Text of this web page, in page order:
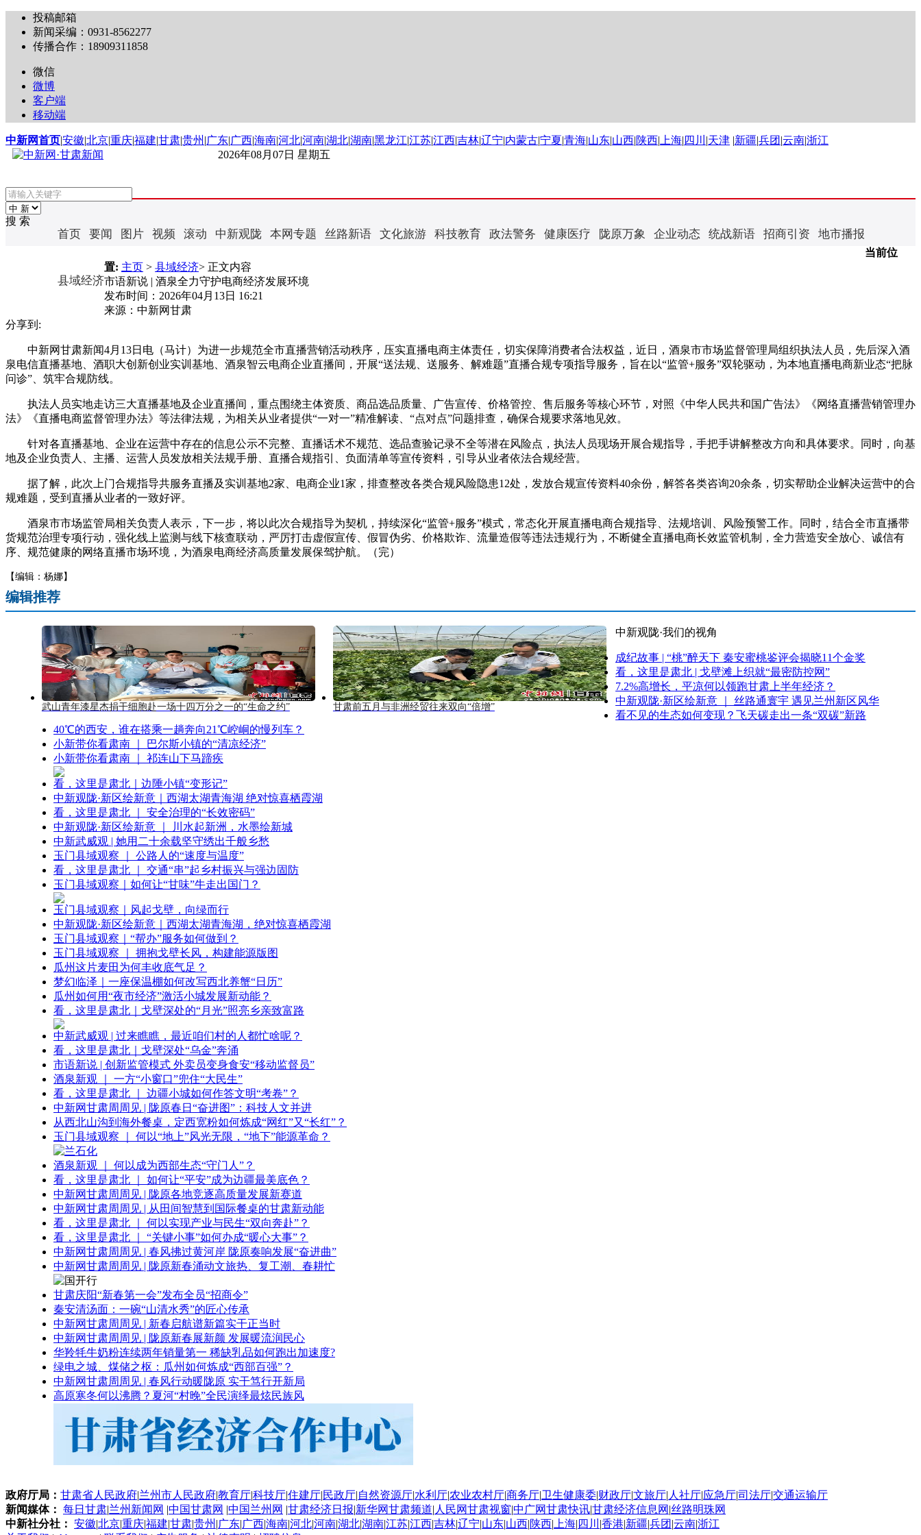
投稿邮箱
新闻采编：0931-8562277
传播合作：18909311858
微信
微博
客户端
移动端
中新网首页|安徽|北京|重庆|福建|甘肃|贵州 |广东|广西|海南|河北|河南|湖北|湖南|黑龙江|江苏|江西|吉林|辽宁|内蒙古|宁夏|青海|山东|山西|陕西| 上海| 四川 |天津 |新疆|兵团 |云南|浙江
2026年08月07日 星期五
搜 索
首页 要闻 图片 视频 滚动 中新观陇 本网专题 丝路新语 文化旅游 科技教育 政法警务 健康医疗 陇原万象 企业动态 统战新语 招商引资 地市播报
县域经济
当前位
置: 主页 > 县域经济> 正文内容
市语新说 | 酒泉全力守护电商经济发展环境
发布时间： 2026年04月13日 16:21
来源： 中新网甘肃
分享到:
中新网甘肃新闻4月13日电（马计）为进一步规范全市直播营销活动秩序，压实直播电商主体责任，切实保障消费者合法权益，近日，酒泉市市场监督管理局组织执法人员，先后深入酒
泉电信直播基地、酒职大创新创业实训基地、酒泉智云电商企业直播间，开展“送法规、送服务、解难题”直播合规专项指导服务，旨在以“监管+服务”双轮驱动，为本地直播电商新业态“把脉
问诊”、筑牢合规防线。
执法人员实地走访三大直播基地及企业直播间，重点围绕主体资质、商品选品质量、广告宣传、价格管控、售后服务等核心环节，对照《中华人民共和国广告法》《网络直播营销管理办
法》《直播电商监督管理办法》等法律法规，为相关从业者提供“一对一”精准解读、“点对点”问题排查，确保合规要求落地见效。
针对各直播基地、企业在运营中存在的信息公示不完整、直播话术不规范、选品查验记录不全等潜在风险点，执法人员现场开展合规指导，手把手讲解整改方向和具体要求。同时，向基
地及企业负责人、主播、运营人员发放相关法规手册、直播合规指引、负面清单等宣传资料，引导从业者依法合规经营。
据了解，此次上门合规指导共服务直播及实训基地2家、电商企业1家，排查整改各类合规风险隐患12处，发放合规宣传资料40余份，解答各类咨询20余条，切实帮助企业解决运营中的合
规难题，受到直播从业者的一致好评。
酒泉市市场监管局相关负责人表示，下一步，将以此次合规指导为契机，持续深化“监管+服务”模式，常态化开展直播电商合规指导、法规培训、风险预警工作。同时，结合全市直播带
货规范治理专项行动，强化线上监测与线下核查联动，严厉打击虚假宣传、假冒伪劣、价格欺诈、流量造假等违法违规行为，不断健全直播电商长效监管机制，全力营造安全放心、诚信有
序、规范健康的网络直播市场环境，为酒泉电商经济高质量发展保驾护航。（完）
【编辑：杨娜】
编辑推荐
武山青年漆星杰捐干细胞赴一场十四万分之一的“生命之约” 甘肃前五月与非洲经贸往来双向“倍增”
中新观陇·我们的视角
成纪故事 | “桃”醉天下 秦安蜜桃鉴评会揭晓11个金奖
看，这里是肃北 | 戈壁滩上织就“最密防控网”
7.2%高增长，平凉何以领跑甘肃上半年经济？
中新观陇·新区绘新意 ｜ 丝路通寰宇 遇见兰州新区风华
看不见的生态如何变现？飞天碳走出一条“双碳”新路
40℃的西安，谁在搭乘一趟奔向21℃崆峒的慢列车？
小新带你看肃南 ｜ 巴尔斯小镇的“清凉经济”
小新带你看肃南 ｜ 祁连山下马蹄疾
看，这里是肃北｜边陲小镇“变形记”
中新观陇·新区绘新意｜西湖太湖青海湖 绝对惊喜栖霞湖
看，这里是肃北 ｜ 安全治理的“长效密码”
中新观陇·新区绘新意 ｜ 川水起新洲，水墨绘新城
中新武威观 | 她用二十余载坚守绣出千般乡愁
玉门县域观察 ｜ 公路人的“速度与温度”
看，这里是肃北 ｜ 交通“串”起乡村振兴与强边固防
玉门县域观察｜如何让“甘味”牛走出国门？
玉门县域观察｜风起戈壁，向绿而行
中新观陇·新区绘新意｜西湖太湖青海湖，绝对惊喜栖霞湖
玉门县域观察｜“帮办”服务如何做到？
玉门县域观察 ｜ 拥抱戈壁长风，构建能源版图
瓜州这片麦田为何丰收底气足？
梦幻临泽｜一座保温棚如何改写西北养蟹“日历”
瓜州如何用“夜市经济”激活小城发展新动能？
看，这里是肃北｜戈壁深处的“月光”照亮乡亲致富路
中新武威观 | 过来瞧瞧，最近咱们村的人都忙啥呢？
看，这里是肃北｜戈壁深处“乌金”奔涌
市语新说 | 创新监管模式 外卖员变身食安“移动监督员”
酒泉新观 ｜ 一方“小窗口”兜住“大民生”
看，这里是肃北 ｜ 边疆小城如何作答文明“考卷”？
中新网甘肃周周见 | 陇原春日“奋进图”：科技人文并进
从西北山沟到海外餐桌，定西宽粉如何炼成“网红”又“长红”？
玉门县域观察 ｜ 何以“地上”风光无限，“地下”能源革命？
酒泉新观 ｜ 何以成为西部生态“守门人”？
看，这里是肃北 ｜ 如何让“平安”成为边疆最美底色？
中新网甘肃周周见 | 陇原各地竞逐高质量发展新赛道
中新网甘肃周周见 | 从田间智慧到国际餐桌的甘肃新动能
看，这里是肃北 ｜ 何以实现产业与民生“双向奔赴”？
看，这里是肃北 ｜ “关键小事”如何办成“暖心大事”？
中新网甘肃周周见 | 春风拂过黄河岸 陇原奏响发展“奋进曲”
中新网甘肃周周见 | 陇原新春涌动文旅热、复工潮、春耕忙
甘肃庆阳“新春第一会”发布全员“招商令”
秦安清汤面：一碗“山清水秀”的匠心传承
中新网甘肃周周见 | 新春启航谱新篇实干正当时
中新网甘肃周周见 | 陇原新春展新颜 发展暖流润民心
华羚牦牛奶粉连续两年销量第一 稀缺乳品如何跑出加速度?
绿电之城、煤储之枢：瓜州如何炼成“西部百强”？
中新网甘肃周周见 | 春风行动暖陇原 实干笃行开新局
高原寒冬何以沸腾？夏河“村晚”全民演绎最炫民族风
政府厅局： 甘肃省人民政府|兰州市人民政府|教育厅|科技厅|住建厅|民政厅|自然资源厅|水利厅|农业农村厅|商务厅|卫生健康委|财政厅|文旅厅| 人社厅|应急厅|司法厅|交通运输厅
新闻媒体： 每日甘肃|兰州新闻网 |中国甘肃网 |中国兰州网 |甘肃经济日报|新华网甘肃频道| 人民网甘肃视窗|中广网甘肃快讯|甘肃经济信息网 |丝路明珠网
中新社分社： 安徽|北京|重庆|福建|甘肃|贵州 |广东|广西|海南|河北|河南|湖北|湖南|江苏|江西|吉林|辽宁|山东|山西|陕西| 上海| 四川 |香港|新疆|兵团 |云南|浙江